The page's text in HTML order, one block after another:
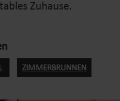
Zuhause.
ZIMMERBRUNNEN